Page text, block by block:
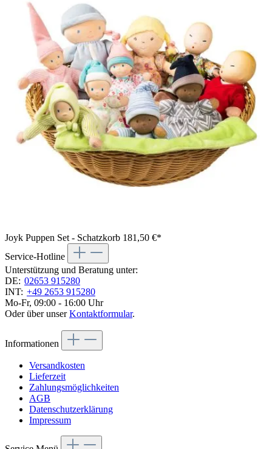
Joyk Puppen Set - Schatzkorb 181,50 €*
Service-Hotline
Unterstützung und Beratung unter:
DE: 02653 915280
INT: +49 2653 915280
Mo-Fr, 09:00 - 16:00 Uhr
Oder über unserKontaktformular.
Informationen
Versandkosten
Lieferzeit
Zahlungsmöglichkeiten
AGB
Datenschutzerklärung
Impressum